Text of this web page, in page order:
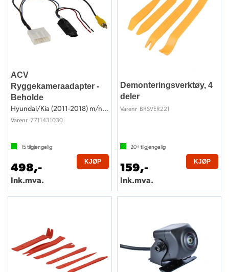
ACV
Ryggekameraadapter -
Beholde
Hyundai/Kia (2011-2018) m/navigasjon
Varenr 7711431030
15tilgjengelig
498,-
Ink.mva.
KJØP
Demonteringsverktøy, 4
deler
Varenr BRSVER221
20+tilgjengelig
159,-
Ink.mva.
KJØP